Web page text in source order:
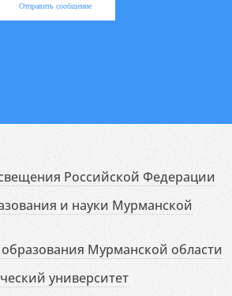
Отправить сообщение
Российской Федерации
и науки Мурманской
Мурманской области
университет